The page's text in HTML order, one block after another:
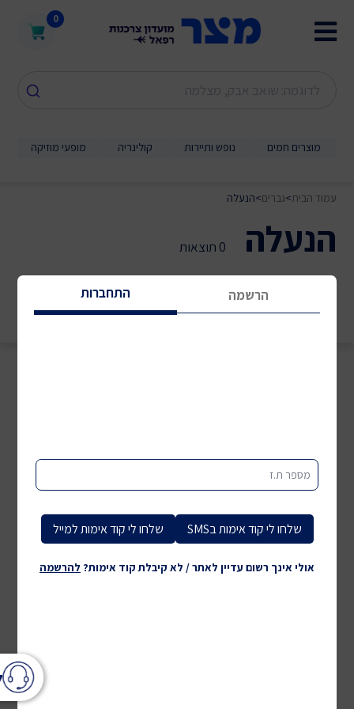
0
נופש ותיירות קולינריה מופעי מוזיקה מוצרים חמים
התחברות הרשמה
מספר ת.ז
שלחו לי קוד אימות למייל שלחו לי קוד אימות בSMS
אולי אינך רשום עדיין לאתר / לא קיבלת קוד אימות? להרשמה
עמוד הבית>גברים>הנעלה
הנעלה 0 תוצאות
סינון מיון לפי: